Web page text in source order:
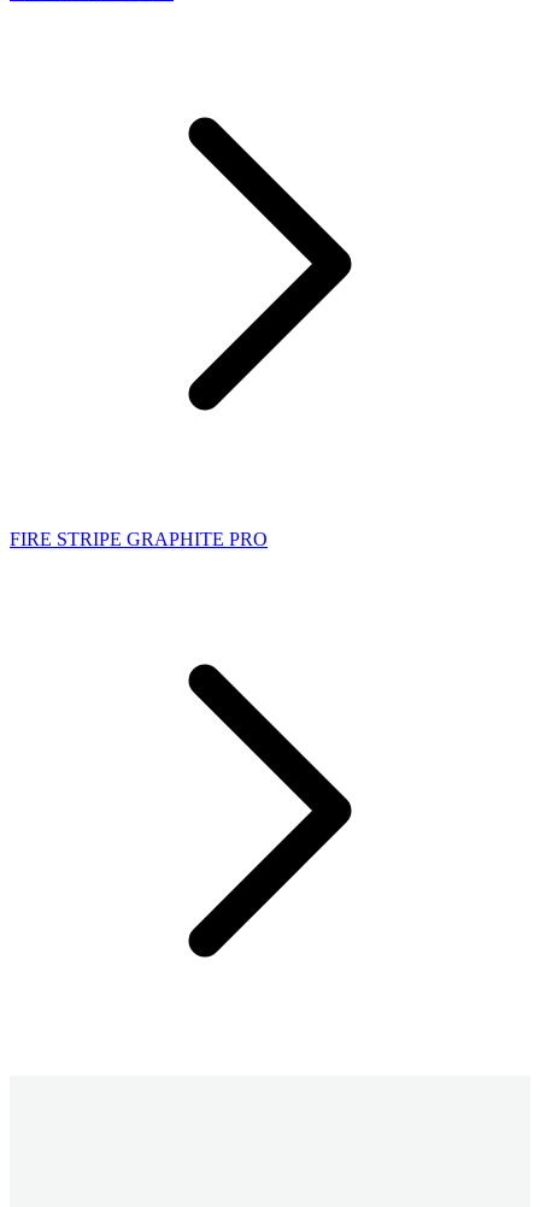
FIRE STRIPE GRAPHITE PRO